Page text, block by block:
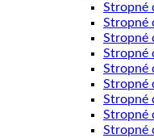
Stropné
Stropné
Stropné
Stropné
Stropné
Stropné
Stropné
Stropné
Stropné